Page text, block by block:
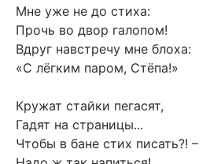
Мне уже не до стиха:
Прочь во двор галопом!
Вдруг навстречу мне блоха:
«С лёгким паром, Стёпа!»
Кружат стайки пегасят,
Гадят на страницы...
Чтобы в бане стих писать?! –